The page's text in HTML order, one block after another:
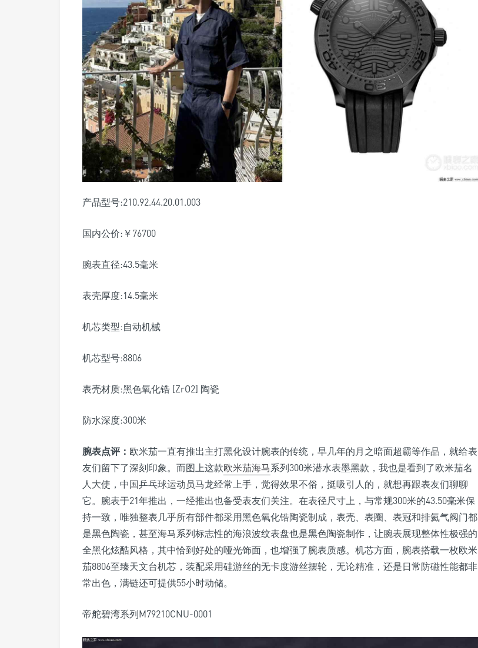
产品型号:210.92.44.20.01.003
国内公价:￥76700
腕表直径:43.5毫米
表壳厚度:14.5毫米
机芯类型:自动机械
机芯型号:8806
表壳材质:黑色氧化锆 [ZrO2] 陶瓷
防水深度:300米
腕表点评： 欧米茄一直有推出主打黑化设计腕表的传统，早几年的月之暗面超霸等作品，就给表
友们留下了深刻印象。而图上这款欧米茄海马系列300米潜水表墨黑款，我也是看到了欧米茄名
人大使，中国乒乓球运动员马龙经常上手，觉得效果不俗，挺吸引人的，就想再跟表友们聊聊
它。腕表于21年推出，一经推出也备受表友们关注。在表径尺寸上，与常规300米的43.50毫米保
持一致，唯独整表几乎所有部件都采用黑色氧化锆陶瓷制成，表壳、表圈、表冠和排氦气阀门都
是黑色陶瓷，甚至海马系列标志性的海浪波纹表盘也是黑色陶瓷制作，让腕表展现整体性极强的
全黑化炫酷风格，其中恰到好处的哑光饰面，也增强了腕表质感。机芯方面，腕表搭载一枚欧米
茄8806至臻天文台机芯，装配采用硅游丝的无卡度游丝摆轮，无论精准，还是日常防磁性能都非
常出色，满链还可提供55小时动储。
帝舵碧湾系列M79210CNU-0001